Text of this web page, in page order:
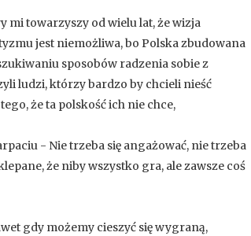
mi towarzyszy od wielu lat, że wizja
jest niemożliwa, bo Polska zbudowana
sposobów radzenia sobie z
ludzi, którzy bardzo by chcieli nieść
że ta polskość ich nie chce,
- Nie trzeba się angażować, nie trzeba
że niby wszystko gra, ale zawsze coś
gdy możemy cieszyć się wygraną,